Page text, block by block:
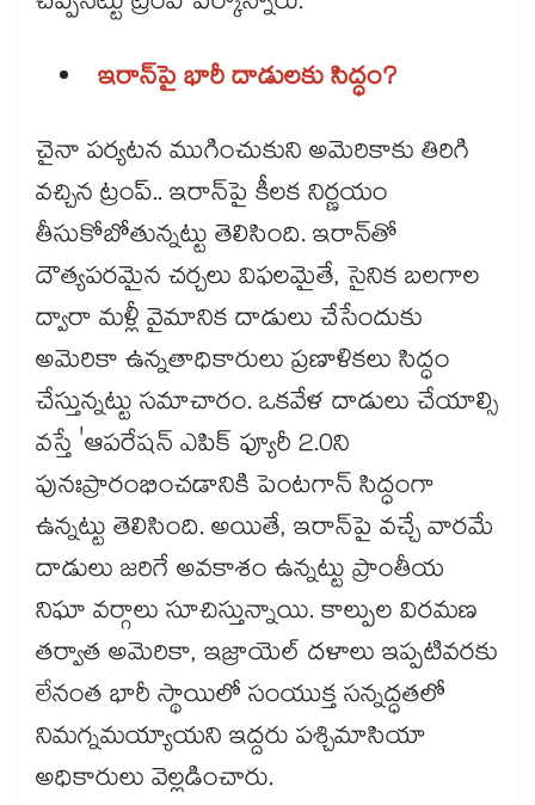
ఇరాన్‌‌పై భారీ దాడులకు సిద్ధం?
చైనా పర్యటన ముగించుకుని అమెరికాకు తిరిగి
వచ్చిన ట్రంప్.. ఇరాన్‌‌పై కీలక నిర్ణయం
తీసుకోబోతున్నట్టు తెలిసింది. ఇరాన్​తో
దౌత్యపరమైన చర్చలు విఫలమైతే, సైనిక బలగాల
ద్వారా మళ్లీ వైమానిక దాడులు చేసేందుకు
అమెరికా ఉన్నతాధికారులు ప్రణాళికలు సిద్ధం
చేస్తున్నట్టు సమాచారం. ఒకవేళ దాడులు చేయాల్సి
వస్తే 'ఆపరేషన్ ఎపిక్ ఫ్యూరీ 2.0ని
పునఃప్రారంభించడానికి పెంటగాన్ సిద్ధంగా
ఉన్నట్టు తెలిసింది. అయితే, ఇరాన్​పై వచ్చే వారమే
దాడులు జరిగే అవకాశం ఉన్నట్టు ప్రాంతీయ
నిఘా వర్గాలు సూచిస్తున్నాయి. కాల్పుల విరమణ
తర్వాత అమెరికా, ఇజ్రాయెల్ దళాలు ఇప్పటివరకు
లేనంత భారీ స్థాయిలో సంయుక్త సన్నద్ధతలో
నిమగ్నమయ్యాయని ఇద్దరు పశ్చిమాసియా
అధికారులు వెల్లడించారు.